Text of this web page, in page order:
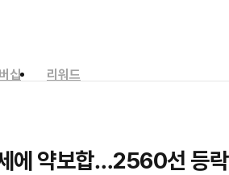
십
리워드
에 약보합…2560선 등락